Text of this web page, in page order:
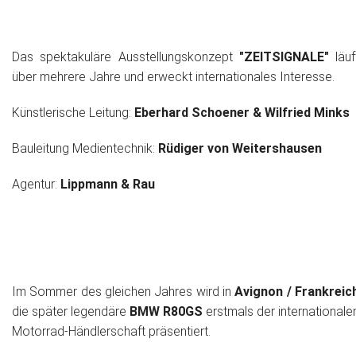
Das spektakuläre Ausstellungskonzept "ZEITSIGNALE"
über mehrere Jahre und erweckt internationales Interesse.
Künstlerische Leitung: Eberhard Schoener & Wilfried Minks
Bauleitung Medientechnik: Rüdiger von Weitershausen
Agentur: Lippmann & Rau
Im Sommer des gleichen Jahres wird inAvignon /
die später legendäre BMW R80GS erstmals der
Motorrad-Händlerschaft präsentiert.